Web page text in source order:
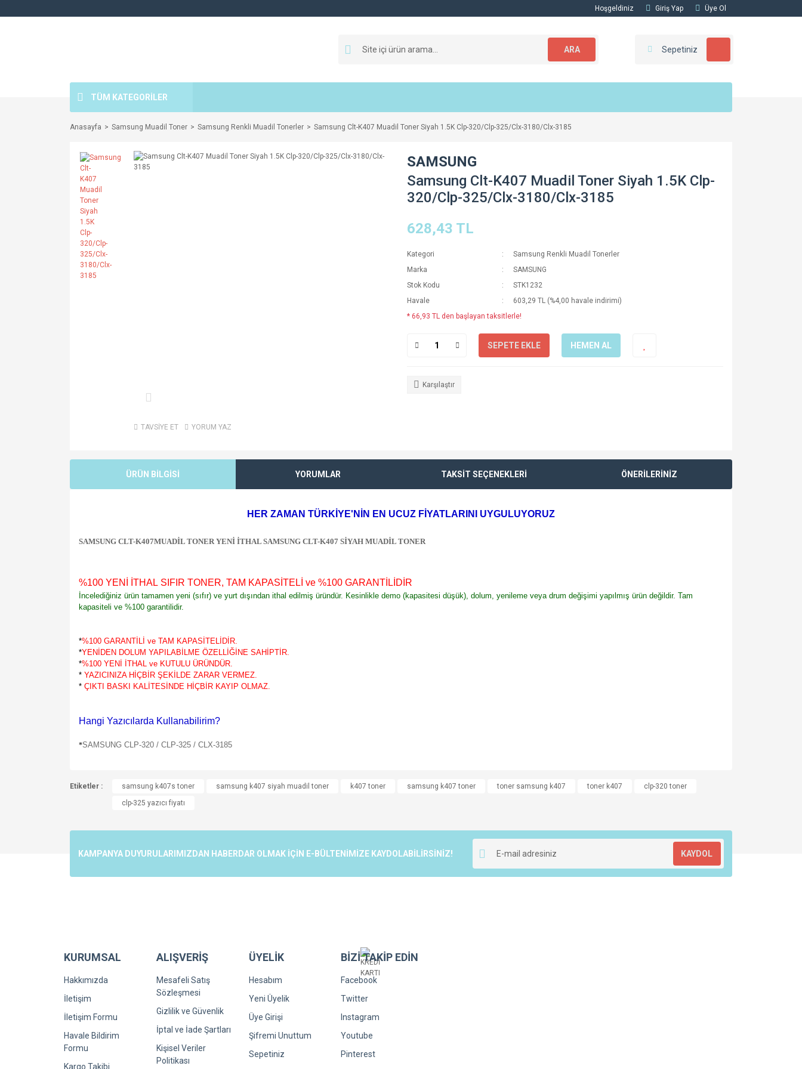
Hoşgeldiniz Giriş Yap Üye Ol
ARA Sepetiniz
TÜM KATEGORİLER
Anasayfa Samsung Muadil Toner Samsung Renkli Muadil Tonerler Samsung Clt-K407 Muadil Toner Siyah 1.5K Clp-320/Clp-325/Clx-3180/Clx-3185
TAVSİYE ET YORUM YAZ
SAMSUNG
Samsung Clt-K407 Muadil Toner Siyah 1.5K Clp-
320/Clp-325/Clx-3180/Clx-3185
628,43 TL
Kategori
Samsung Renkli Muadil Tonerler
Marka
SAMSUNG
Stok Kodu
STK1232
Havale
603,29 TL (%4,00 havale indirimi)
* 66,93 TL den başlayan taksitlerle!
SEPETE EKLE HEMEN AL
Karşılaştır
ÜRÜN BİLGİSİ YORUMLAR TAKSİT SEÇENEKLERİ ÖNERİLERİNİZ
HER ZAMAN TÜRKİYE'NİN EN UCUZ FİYATLARINI UYGULUYORUZ
SAMSUNG CLT-K407MUADİL TONER YENİ İTHAL SAMSUNG CLT-K407 SİYAH MUADİL TONER
%100 YENİ İTHAL SIFIR TONER, TAM KAPASİTELİ ve %100 GARANTİLİDİR
İncelediğiniz ürün tamamen yeni (sıfır) ve yurt dışından ithal edilmiş üründür. Kesinlikle demo (kapasitesi düşük), dolum, yenileme veya drum değişimi yapılmış ürün değildir. Tam
kapasiteli ve %100 garantilidir.
*%100 GARANTİLİ ve TAM KAPASİTELİDİR.
*YENİDEN DOLUM YAPILABİLME ÖZELLİĞİNE SAHİPTİR.
*%100 YENİ İTHAL ve KUTULU ÜRÜNDÜR.
* YAZICINIZA HİÇBİR ŞEKİLDE ZARAR VERMEZ.
* ÇIKTI BASKI KALİTESİNDE HİÇBİR KAYIP OLMAZ.
Hangi Yazıcılarda Kullanabilirim?
*SAMSUNG CLP-320 / CLP-325 / CLX-3185
Bu ürüne ilk yorumu siz yapın!
Yorum Yaz
Görüş ve önerileriniz için teşekkür ederiz.
Ürün bilgilerinde hatalar bulunuyor.
Gönder
Etiketler : samsung k407s toner samsung k407 siyah muadil toner k407 toner samsung k407 toner toner samsung k407 toner k407
clp-320 toner
clp-325 yazıcı fiyatı
KAMPANYA DUYURULARIMIZDAN HABERDAR OLMAK İÇİN E-BÜLTENİMİZE KAYDOLABİLİRSİNİZ! KAYDOL
KURUMSAL
Hakkımızda
İletişim
İletişim Formu
Havale Bildirim
Formu
Kargo Takibi
ALIŞVERİŞ
Mesafeli Satış
Sözleşmesi
Gizlilik ve Güvenlik
İptal ve İade Şartları
Kişisel Veriler
Politikası
ÜYELİK
Hesabım
Yeni Üyelik
Üye Girişi
Şifremi Unuttum
Sepetiniz
BİZİ TAKİP EDİN
Facebook
Twitter
Instagram
Youtube
Pinterest